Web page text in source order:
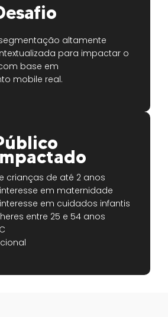
altamente
para impactar o
base em
mobile real.
crianças de até 2 anos
em maternidade
em cuidados infantis
entre 25 e 54 anos